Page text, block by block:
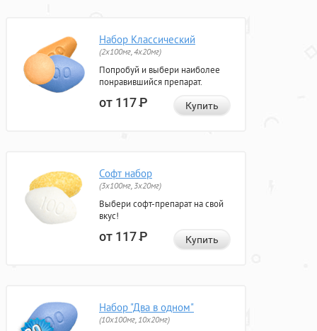
Набор Классический
(2x100мг, 4x20мг)
Попробуй и выбери наиболее
понравившийся препарат.
от 117Р Купить
Софт набор
(3x100мг, 3x20мг)
Выбери софт-препарат на свой
вкус!
от 117Р Купить
Набор "Два в одном"
(10x100мг, 10x20мг)